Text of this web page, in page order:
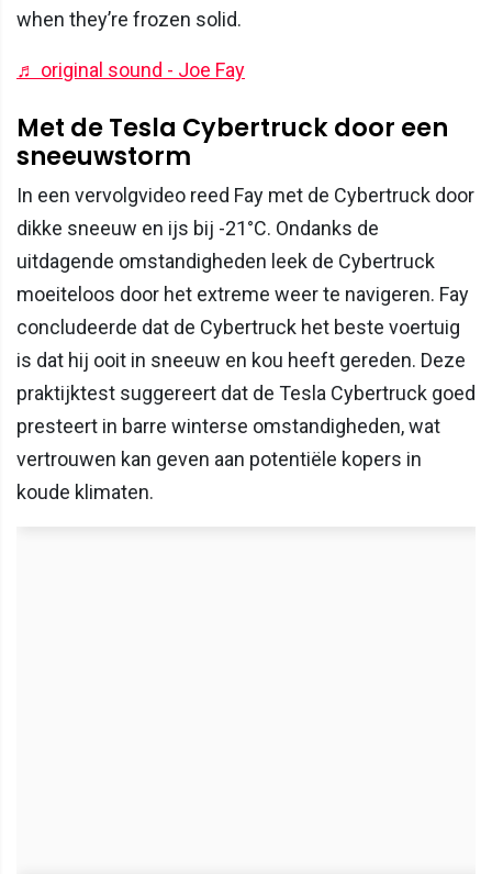
when they’re frozen solid.
♬ original sound - Joe Fay
Met de Tesla Cybertruck door een
sneeuwstorm
In een vervolgvideo reed Fay met de Cybertruck door
dikke sneeuw en ijs bij -21°C. Ondanks de
uitdagende omstandigheden leek de Cybertruck
moeiteloos door het extreme weer te navigeren. Fay
concludeerde dat de Cybertruck het beste voertuig
is dat hij ooit in sneeuw en kou heeft gereden. Deze
praktijktest suggereert dat de Tesla Cybertruck goed
presteert in barre winterse omstandigheden, wat
vertrouwen kan geven aan potentiële kopers in
koude klimaten.